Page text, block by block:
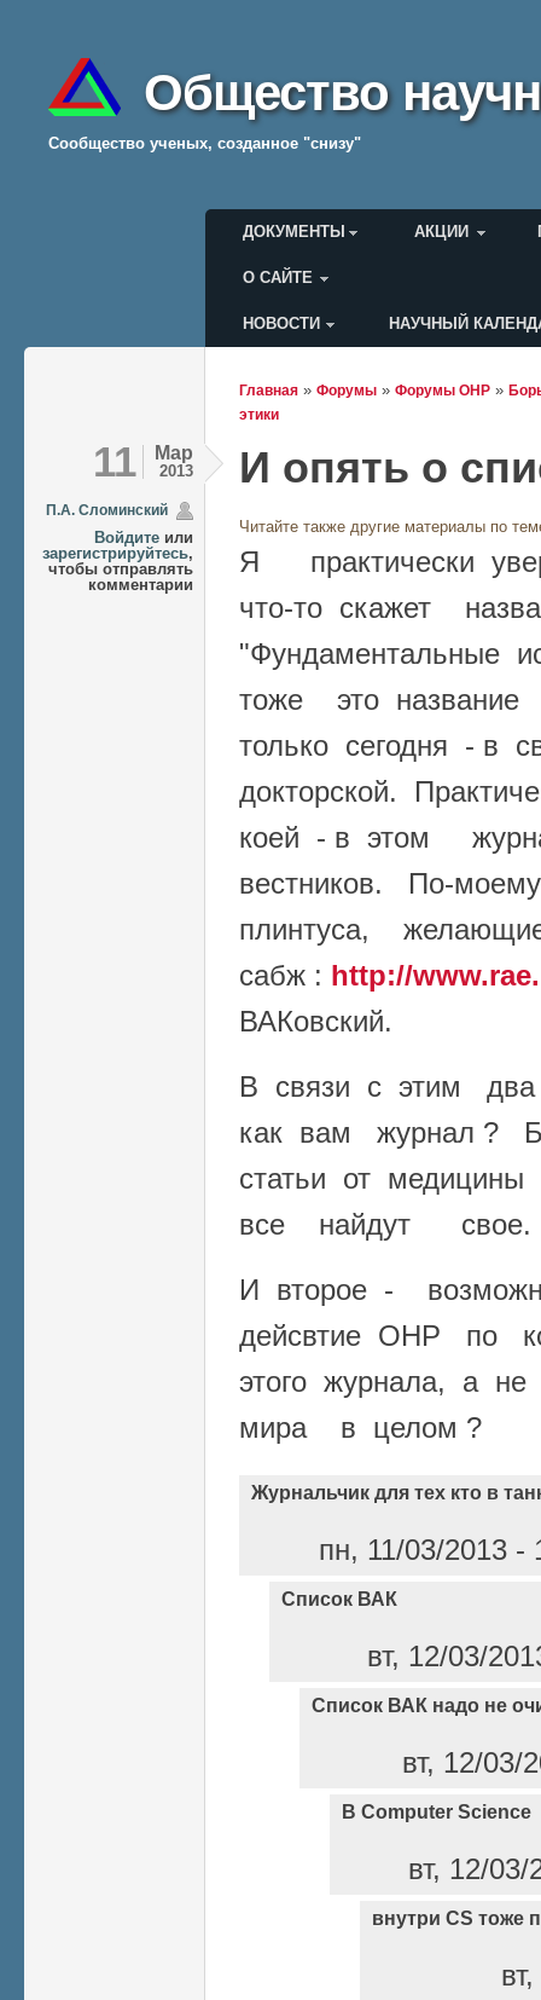
Общество
Cообщество ученых, созданное "снизу"
Главное меню
ДОКУМЕНТЫ АКЦИИ
О САЙТЕ
Меню пользователя
НОВОСТИ НАУЧНЫЙ
Вы здесь
Главная » Форумы » Форумы ОНР »
этики
11 Мар
2013
П.А. Сломинский
Войдите или
зарегистрируйтесь,
чтобы отправлять
комментарии
И опять о
Читайте также другие материалы по
Я практически
что-то скажет
"Фундаментальные
тоже это название
только сегодня - в
докторской.
коей - в этом
вестников. По-
плинтуса,
сабж : http://
ВАКовский.
В связи с этим
как вам журнал ?
статьи от
все найдут свое.
И второе -
дейсвтие ОНР по
этого журнала, а
мира в целом ?
Журнальчик для тех кто в
пн, 11/03/2013
Список ВАК
вт, 12/03/
Список ВАК надо не
вт, 12/03/
В Computer Science
вт, 12/
внутри CS тоже